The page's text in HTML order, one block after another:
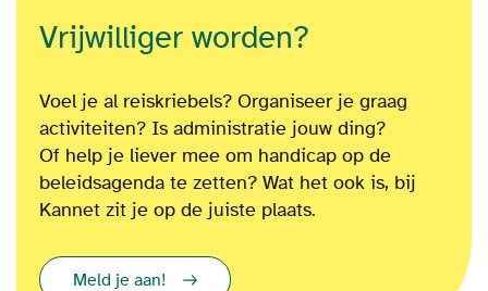
Vrijwilliger worden?
Voel je al reiskriebels? Organiseer je graag
activiteiten? Is administratie jouw ding?
Of help je liever mee om handicap op de
beleidsagenda te zetten? Wat het ook is, bij
Kannet zit je op de juiste plaats.
Meld je aan!